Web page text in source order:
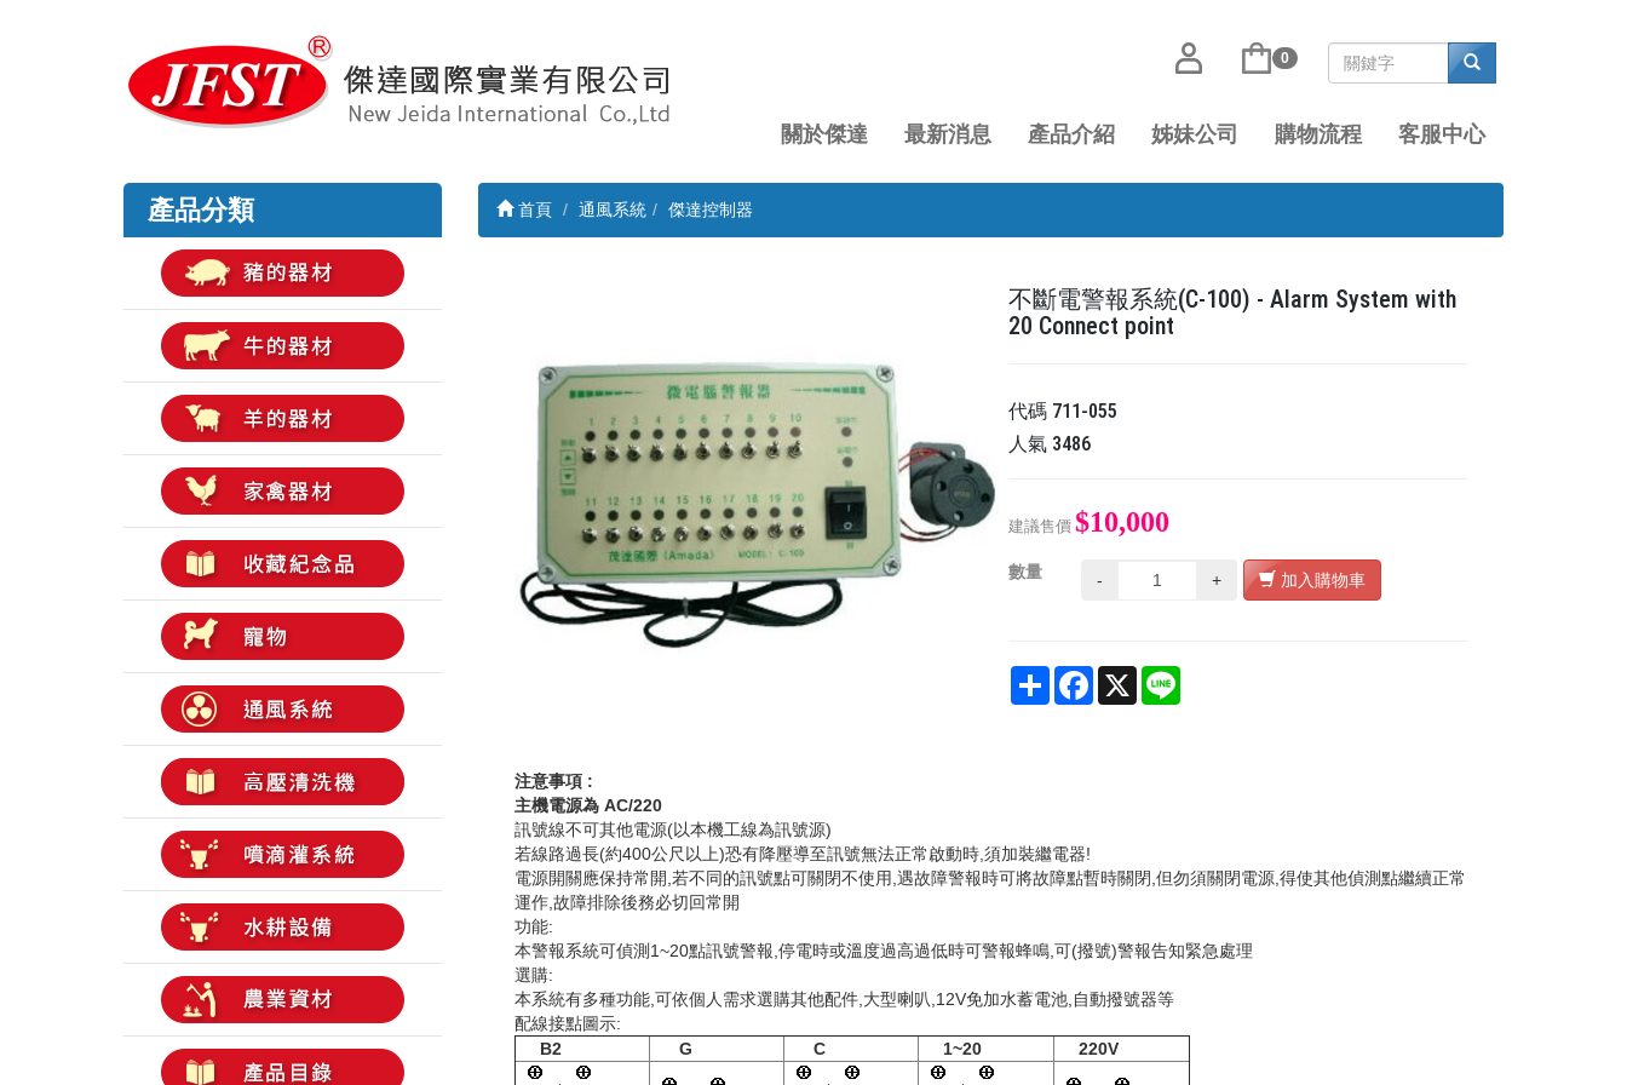
0
關於傑達 最新消息 產品介紹 姊妹公司 購物流程 客服中心
產品分類 首頁 通風系統 傑達控制器
不斷電警報系統(C-100) - Alarm System with
20 Connect point
代碼 711-055
人氣 3486
建議售價 $10,000
數量 - + 加入購物車
Share Facebook
X
注意事項 :
主機電源為 AC/220
訊號線不可其他電源(以本機工線為訊號源)
若線路過長(約400公尺以上)恐有降壓導至訊號無法正常啟動時,須加裝繼電器!
電源開關應保持常開,若不同的訊號點可關閉不使用,遇故障警報時可將故障點暫時關閉,但勿須關閉電源,得使其他偵測點繼續正常
運作,故障排除後務必切回常開
功能:
本警報系統可偵測1~20點訊號警報,停電時或溫度過高過低時可警報蜂鳴,可(撥號)警報告知緊急處理
選購:
本系統有多種功能,可依個人需求選購其他配件,大型喇叭,12V免加水蓄電池,自動撥號器等
配線接點圖示:
B2
G C 1~20 220V